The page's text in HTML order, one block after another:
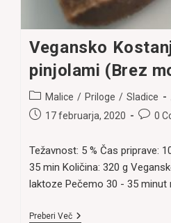
Vegansko
pinjolami (Brez
Post
category:
Malice / Priloge / Sladice
Post17 februarja, 2020
Post0
Težavnost: 5 % Čas priprave:
35 min Količina: 320 g
laktoze Pečemo 30 - 35 minut
Preberi VečVegansko